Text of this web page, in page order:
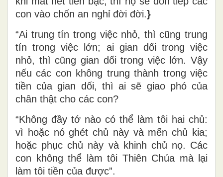
con vào chốn an nghỉ đời đời.}
“Ai trung tín trong việc nhỏ, thì cũng trung
tín trong việc lớn; ai gian dối trong việc
nhỏ, thì cũng gian dối trong việc lớn. Vậy
nếu các con không trung thành trong việc
tiền của gian dối, thì ai sẽ giao phó của
chân thật cho các con?
“Không đầy tớ nào có thể làm tôi hai chủ:
vì hoặc nó ghét chủ này và mến chủ kia;
hoặc phục chủ này và khinh chủ nọ. Các
con không thể làm tôi Thiên Chúa mà lại
làm tôi tiền của được”.